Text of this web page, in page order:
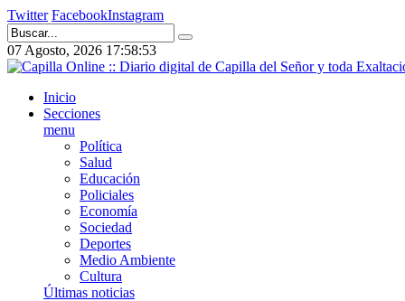
Twitter FacebookInstagram
07 Agosto, 2026 17:58:54
Inicio
Secciones
menu
Política
Salud
Educación
Policiales
Economía
Sociedad
Deportes
Medio Ambiente
Cultura
Últimas noticias